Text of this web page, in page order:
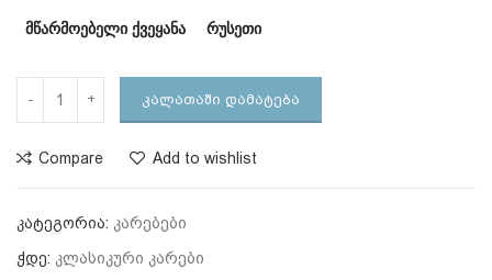
მწარმოებელი ქვეყანა რუსეთი
ᲙᲐᲚᲐᲗᲐᲨᲘ ᲓᲐᲛᲐᲢᲔᲑᲐ
Compare Add to wishlist
კატეგორია: კარებები
ჭდე: კლასიკური კარები